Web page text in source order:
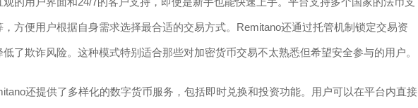
方便用户根据自身需求选择最合适的交易方式。Remitano还通过托管机制锁定交易资
了欺诈风险。这种模式特别适合那些对加密货币交易不太熟悉但希望安全参与的用户。
还提供了多样化的数字货币服务，包括即时兑换和投资功能。用户可以在平台内直接